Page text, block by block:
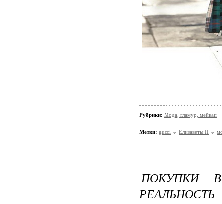
Рубрики: Мода, гламур, мейкап
Метки: gucci Елизаветы II
ПОКУПКИ
РЕАЛЬНОСТЬ